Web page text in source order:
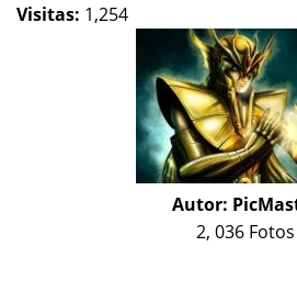
Visitas: 1,254
Autor:
2, 036 Fotos